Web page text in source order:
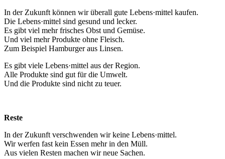
In der Zukunft können wir überall gute Lebens·mittel kaufen.
Die Lebens·mittel sind gesund und lecker.
Es gibt viel mehr frisches Obst und Gemüse.
Und viel mehr Produkte ohne Fleisch.
Zum Beispiel Hamburger aus Linsen.
Es gibt viele Lebens·mittel aus der Region.
Alle Produkte sind gut für die Umwelt.
Und die Produkte sind nicht zu teuer.
Reste
In der Zukunft verschwenden wir keine Lebens·mittel.
Wir werfen fast kein Essen mehr in den Müll.
Aus vielen Resten machen wir neue Sachen.